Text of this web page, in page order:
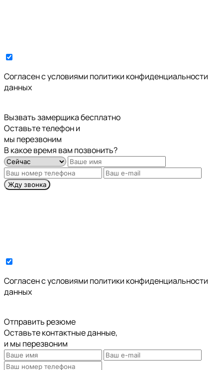
Cогласен с условиями политики конфиденциальности
данных
Вызвать замерщика бесплатно
Оставьте телефон и
мы перезвоним
В какое время вам позвонить?
Жду звонка
Cогласен с условиями политики конфиденциальности
данных
Отправить резюме
Оставьте контактные данные,
и мы перезвоним